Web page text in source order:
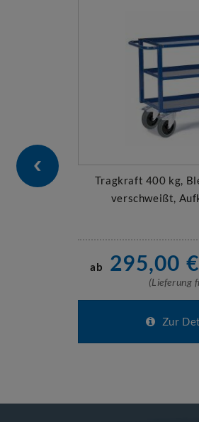
Tragkraft 400 kg,
verschweißt,
ab 295,00 €
(Lieferung
Zur